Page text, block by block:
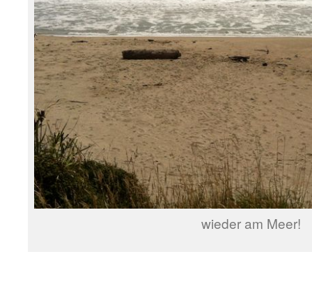
wieder am Meer!